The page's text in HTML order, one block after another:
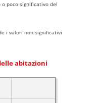
poco significativo del
i valori non significativi
abitazioni